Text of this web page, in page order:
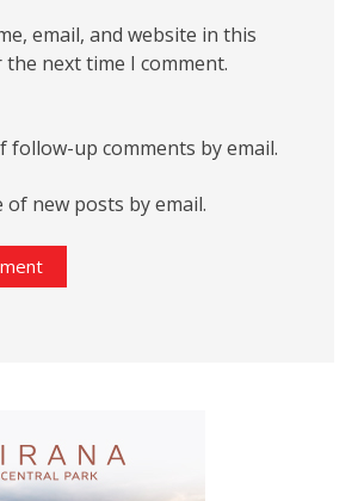
email, and website in this
next time I comment.
follow-up comments by email.
of new posts by email.